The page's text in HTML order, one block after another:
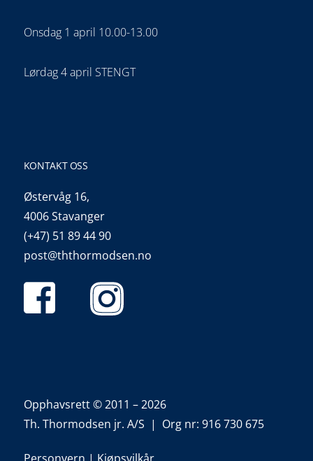
Onsdag 1 april 10.00-13.00
Lørdag 4 april STENGT
KONTAKT OSS
Østervåg 16,
4006 Stavanger
(+47) 51 89 44 90
post@ththormodsen.no
Opphavsrett © 2011 – 2026
Th. Thormodsen jr. A/S | Org nr: 916 730 675